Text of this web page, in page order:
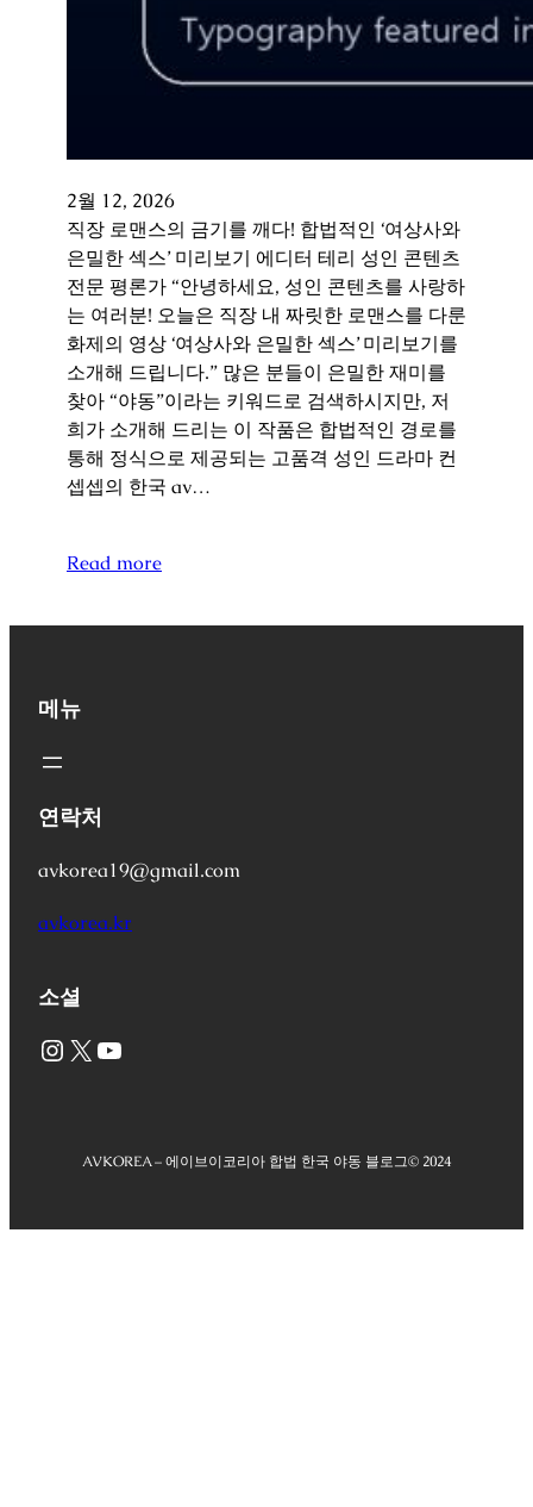
2월 12, 2026
직장 로맨스의 금기를 깨다! 합법적인 ‘여상사와
은밀한 섹스’ 미리보기 에디터 테리 성인 콘텐츠
전문 평론가 “안녕하세요, 성인 콘텐츠를 사랑하
는 여러분! 오늘은 직장 내 짜릿한 로맨스를 다룬
화제의 영상 ‘여상사와 은밀한 섹스’ 미리보기를
소개해 드립니다.” 많은 분들이 은밀한 재미를
찾아 “야동”이라는 키워드로 검색하시지만, 저
희가 소개해 드리는 이 작품은 합법적인 경로를
통해 정식으로 제공되는 고품격 성인 드라마 컨
셉셉의 한국 av…
Read more
메뉴
연락처
avkorea19@gmail.com
avkorea.kr
소셜
Instagram X YouTube
AVKOREA – 에이브이코리아 합법 한국 야동 블로그© 2024